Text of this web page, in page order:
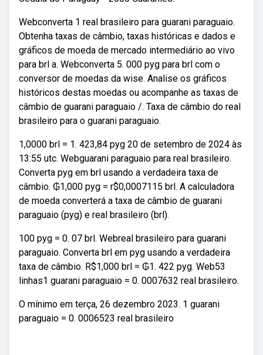
Webconverta 1 real brasileiro para guarani paraguaio.
Obtenha taxas de câmbio, taxas históricas e dados e
gráficos de moeda de mercado intermediário ao vivo
para brl a. Webconverta 5. 000 pyg para brl com o
conversor de moedas da wise. Analise os gráficos
históricos destas moedas ou acompanhe as taxas de
câmbio de guarani paraguaio /. Taxa de câmbio do real
brasileiro para o guarani paraguaio.
1,0000 brl = 1. 423,84 pyg 20 de setembro de 2024 às
13:55 utc. Webguarani paraguaio para real brasileiro.
Converta pyg em brl usando a verdadeira taxa de
câmbio. ₲1,000 pyg = r$0,0007115 brl. A calculadora
de moeda converterá a taxa de câmbio de guarani
paraguaio (pyg) e real brasileiro (brl).
100 pyg = 0. 07 brl. Webreal brasileiro para guarani
paraguaio. Converta brl em pyg usando a verdadeira
taxa de câmbio. R$1,000 brl = ₲1. 422 pyg. Web53
linhas1 guarani paraguaio = 0. 0007632 real brasileiro.
O mínimo em terça, 26 dezembro 2023. 1 guarani
paraguaio = 0. 0006523 real brasileiro